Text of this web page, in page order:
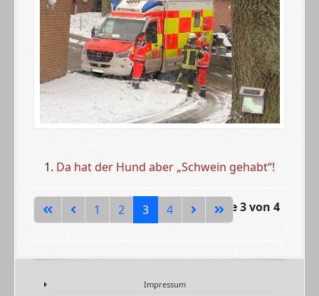
Impressum
Da hat der Hund aber „Schwein gehabt“!
Seite 3 von 4
1 2 3 4